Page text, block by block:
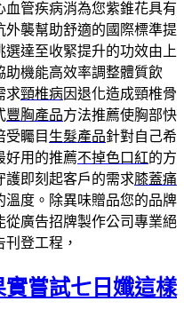
管疾病消為您紫錐花具有
外襲幫助舒適的國際標準提
選達至收緊提升的功效由上
助機能高效率調整體質飲
求頸椎病因退化造成頸椎骨
豐胸產品方法推薦使胸部快
受矚目 生髮產品針對自己希
好用的推薦不掉色口紅的方
護即刻起客戶的需求膝蓋痛
度。除異味贈品您的品牌
廣告招牌製作公司專業絕
登工程，
嘗試七日孅這樣